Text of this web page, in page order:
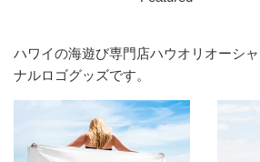
ハワイの海遊び専門店ハウオリオーシ
ナルロゴグッズです。